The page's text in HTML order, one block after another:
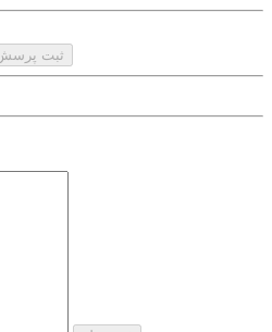
ثبت پرسش